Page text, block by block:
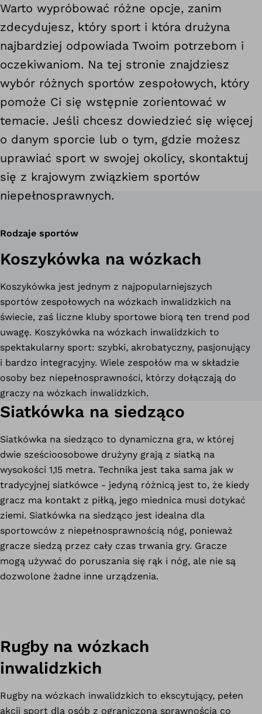
Warto wypróbować różne opcje, zanim
zdecydujesz, który sport i która drużyna
najbardziej odpowiada Twoim potrzebom i
oczekiwaniom. Na tej stronie znajdziesz
wybór różnych sportów zespołowych, który
pomoże Ci się wstępnie zorientować w
temacie. Jeśli chcesz dowiedzieć się więcej
o danym sporcie lub o tym, gdzie możesz
uprawiać sport w swojej okolicy, skontaktuj
się z krajowym związkiem sportów
niepełnosprawnych.
Rodzaje sportów
Koszykówka na wózkach
Koszykówka jest jednym z najpopularniejszych
sportów zespołowych na wózkach inwalidzkich na
świecie, zaś liczne kluby sportowe biorą ten trend pod
uwagę. Koszykówka na wózkach inwalidzkich to
spektakularny sport: szybki, akrobatyczny, pasjonujący
i bardzo integracyjny. Wiele zespołów ma w składzie
osoby bez niepełnosprawności, którzy dołączają do
graczy na wózkach inwalidzkich.
Siatkówka na siedząco
Siatkówka na siedząco to dynamiczna gra, w której
dwie sześcioosobowe drużyny grają z siatką na
wysokości 1,15 metra. Technika jest taka sama jak w
tradycyjnej siatkówce - jedyną różnicą jest to, że kiedy
gracz ma kontakt z piłką, jego miednica musi dotykać
ziemi. Siatkówka na siedząco jest idealna dla
sportowców z niepełnosprawnością nóg, ponieważ
gracze siedzą przez cały czas trwania gry. Gracze
mogą używać do poruszania się rąk i nóg, ale nie są
dozwolone żadne inne urządzenia.
Rugby na wózkach
inwalidzkich
Rugby na wózkach inwalidzkich to ekscytujący, pełen
akcji sport dla osób z ograniczoną sprawnością co